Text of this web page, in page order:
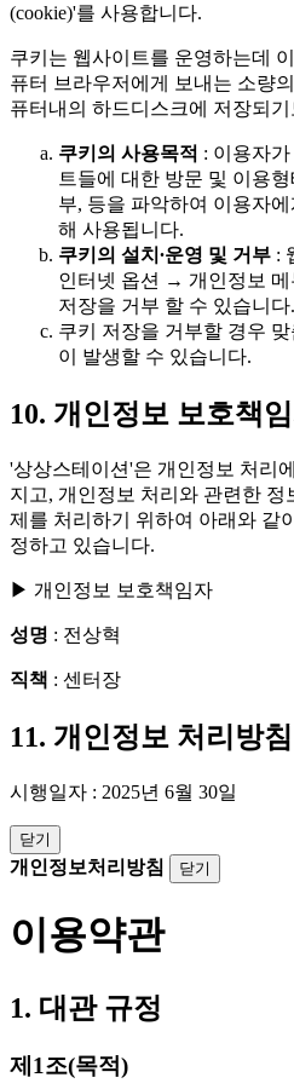
(cookie)'를 사용합니다.
쿠키는 웹사이트를 운영하는데
퓨터 브라우저에게 보내는 소량
퓨터내의 하드디스크에 저장되
쿠키의 사용목적 : 이용자
트들에 대한 방문 및 이용
부, 등을 파악하여 이용자
해 사용됩니다.
쿠키의 설치∙운영 및 거부 :
인터넷 옵션 → 개인정보 메
저장을 거부 할 수 있습니다.
쿠키 저장을 거부할 경우
이 발생할 수 있습니다.
10. 개인정보 보호책
'상상스테이션'은 개인정보 처리
지고, 개인정보 처리와 관련한
제를 처리하기 위하여 아래와 같
정하고 있습니다.
▶ 개인정보 보호책임자
성명 : 전상혁
직책 : 센터장
11. 개인정보 처리방
시행일자 : 2025년 6월 30일
닫기
개인정보처리방침 닫기
이용약관
1. 대관 규정
제1조(목적)